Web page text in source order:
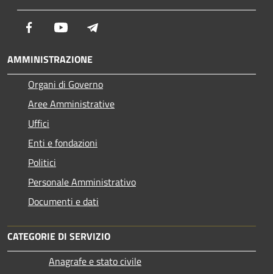
Facebook Youtube
AMMINISTRAZIONE
Organi di Governo
Aree Amministrative
Uffici
Enti e fondazioni
Politici
Personale Amministrativo
Documenti e dati
CATEGORIE DI SERVIZIO
Anagrafe e stato civile